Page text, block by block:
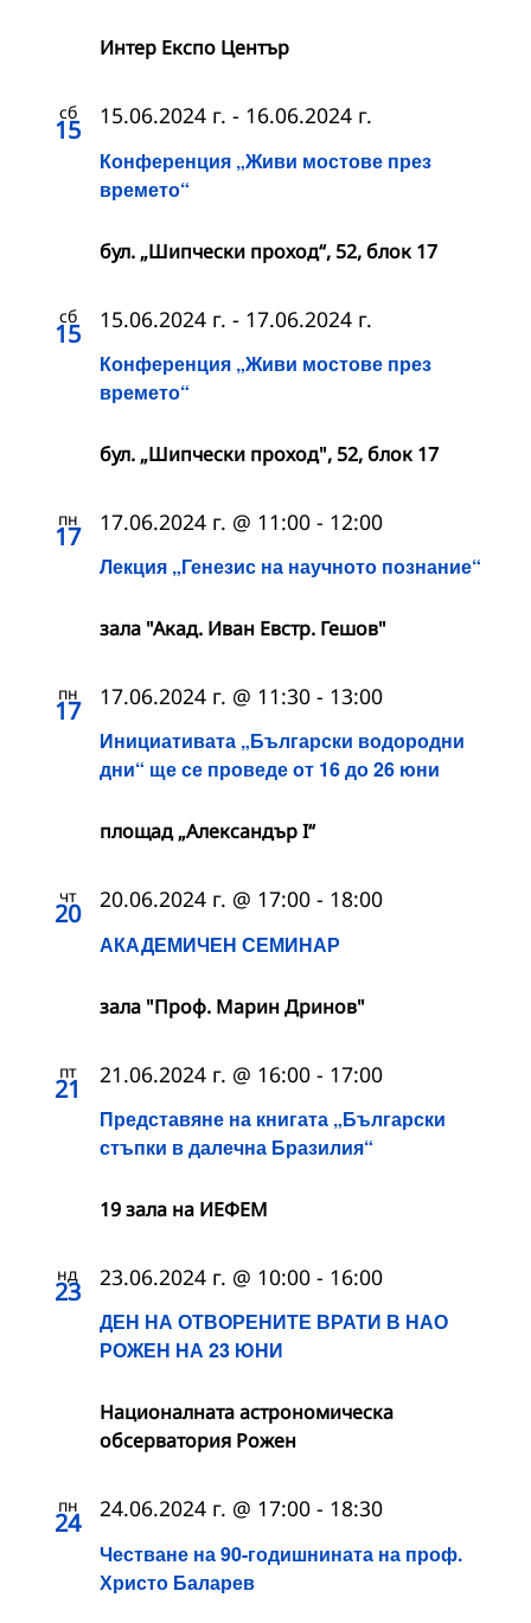
Интер Експо Център
сб
15
Конференция „Живи мостове през
времето“
15.06.2024 г. - 16.06.2024 г.
бул. „Шипчески проход“, 52, блок 17
сб
15
Конференция „Живи мостове през
времето“
15.06.2024 г. - 17.06.2024 г.
бул. „Шипчески проход", 52, блок 17
пн
17
Лекция „Генезис на научното познание“
17.06.2024 г. @ 11:00 - 12:00
зала "Акад. Иван Евстр. Гешов"
пн
17
Инициативата „Български водородни
дни“ ще се проведе от 16 до 26 юни
17.06.2024 г. @ 11:30 - 13:00
площад „Александър I“
чт
20
АКАДЕМИЧЕН СЕМИНАР
20.06.2024 г. @ 17:00 - 18:00
зала "Проф. Марин Дринов"
пт
21
Представяне на книгата „Български
стъпки в далечна Бразилия“
21.06.2024 г. @ 16:00 - 17:00
19 зала на ИЕФЕМ
нд
23
ДЕН НА ОТВОРЕНИТЕ ВРАТИ В НАО
РОЖЕН НА 23 ЮНИ
23.06.2024 г. @ 10:00 - 16:00
Националната астрономическа
обсерватория Рожен
пн
24
Честване на 90-годишнината на проф.
Христо Баларев
24.06.2024 г. @ 17:00 - 18:30